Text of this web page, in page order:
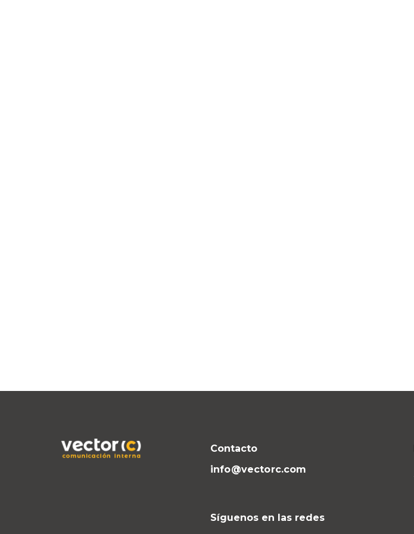
Contacto
info@vectorc.com
Síguenos en las redes